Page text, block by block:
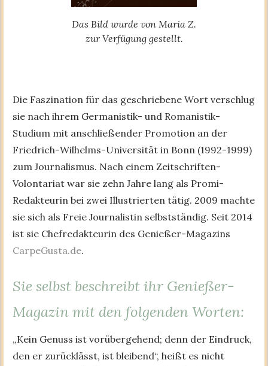
Das Bild wurde von Maria Z.
zur Verfügung gestellt.
Die Faszination für das geschriebene Wort verschlug
sie nach ihrem Germanistik- und Romanistik-
Studium mit anschließender Promotion an der
Friedrich-Wilhelms-Universität in Bonn (1992-1999)
zum Journalismus. Nach einem Zeitschriften-
Volontariat war sie zehn Jahre lang als Promi-
Redakteurin bei zwei Illustrierten tätig. 2009 machte
sie sich als Freie Journalistin selbstständig. Seit 2014
ist sie Chefredakteurin des Genießer-Magazins
CarpeGusta.de.
Sie selbst beschreibt ihr Genießer-
Magazin mit den folgenden Worten:
„Kein Genuss ist vorübergehend; denn der Eindruck,
den er zurücklässt, ist bleibend“, heißt es nicht